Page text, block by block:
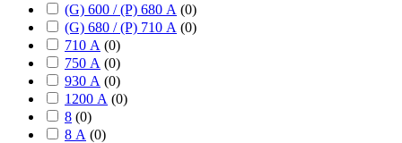
(G) 600 / (P) 680 А (0)
(G) 680 / (P) 710 А (0)
710 А (0)
750 А (0)
930 А (0)
1200 А (0)
8 (0)
8 А (0)